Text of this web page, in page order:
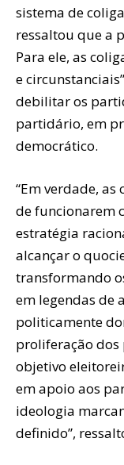
sistema de
ressaltou que a
Para ele, as
e
debilitar os
partidário, em
democrático.
“Em verdade,
de funcionarem
estratégia
alcançar o
transformando
em legendas de
politicamente
proliferação dos
objetivo
em apoio aos
ideologia
definido”,